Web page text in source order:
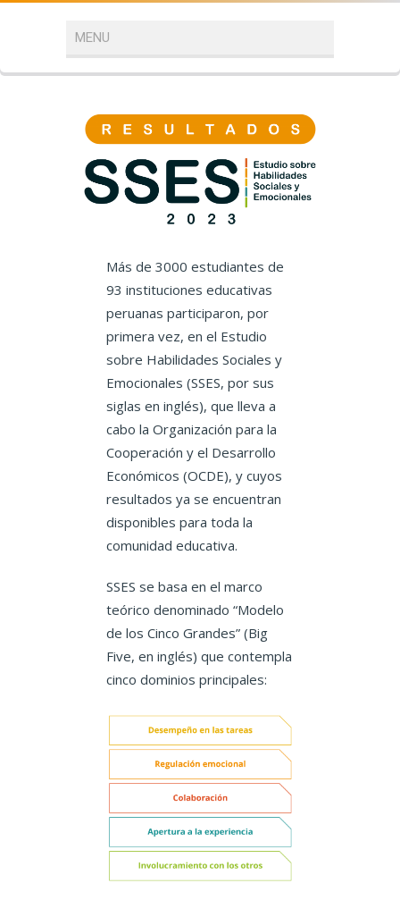
Más de 3000 estudiantes de
93 instituciones educativas
peruanas participaron, por
primera vez, en el Estudio
sobre Habilidades Sociales y
Emocionales (SSES, por sus
siglas en inglés), que lleva a
cabo la Organización para la
Cooperación y el Desarrollo
Económicos (OCDE), y cuyos
resultados ya se encuentran
disponibles para toda la
comunidad educativa.
SSES se basa en el marco
teórico denominado “Modelo
de los Cinco Grandes” (Big
Five, en inglés) que contempla
cinco dominios principales: